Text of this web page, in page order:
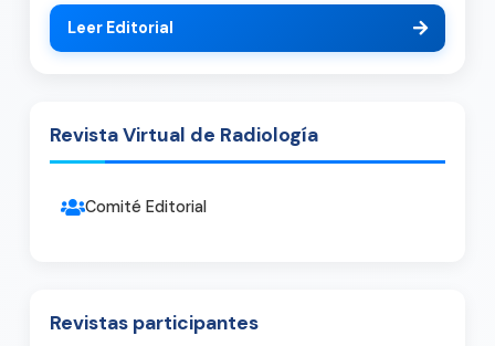
Leer Editorial
Revista Virtual de Radiología
Comité Editorial
Revistas participantes